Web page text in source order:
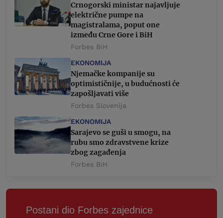
Crnogorski ministar najavljuje
električne pumpe na
magistralama, poput one
između Crne Gore i BiH
Forbes BiH
EKONOMIJA
Njemačke kompanije su
optimističnije, u budućnosti će
zapošljavati više
Forbes Slovenija
EKONOMIJA
Sarajevo se guši u smogu, na
rubu smo zdravstvene krize
zbog zagađenja
Forbes BiH
Postani dio Forbes zajednice